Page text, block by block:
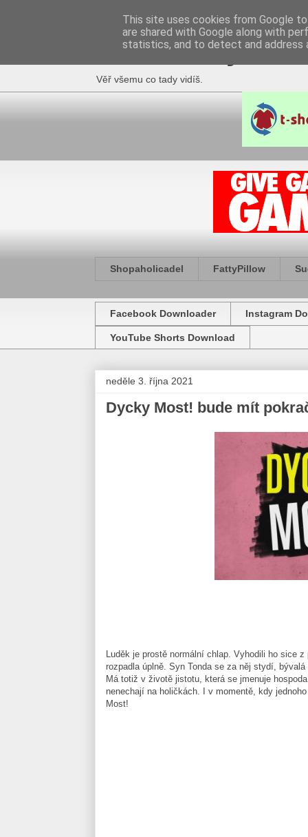
Fakečlánky
Věř všemu co tady vidíš.
Shopaholicadel FattyPillow
Facebook Downloader Instagram
YouTube Shorts Download
neděle 3. října 2021
Dycky Most! bude mít
Luděk je prostě normální chlap. Vyhodili ho sice
rozpadla úplně. Syn Tonda se za něj stydí,
Má totiž v životě jistotu, která se jmenuje
nenechají na holičkách. I v momentě, kdy
Most!
This site uses cookies from Google
are shared with Google along with
statistics, and to detect and address